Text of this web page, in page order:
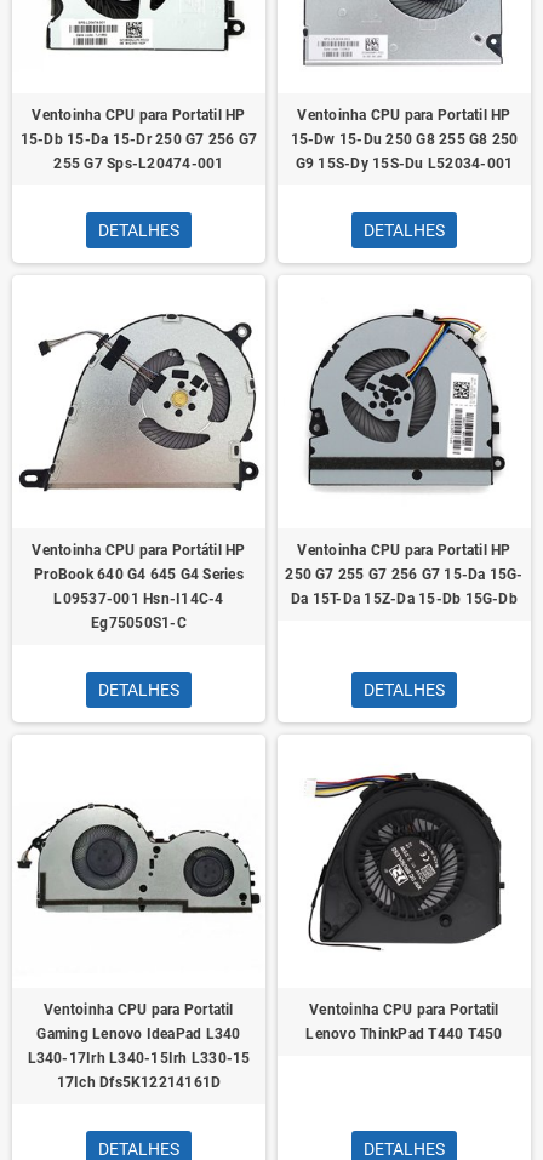
Ventoinha CPU para Portatil HP
15-Db 15-Da 15-Dr 250 G7 256 G7
255 G7 Sps-L20474-001
DETALHES
Ventoinha CPU para Portatil HP
15-Dw 15-Du 250 G8 255 G8 250
G9 15S-Dy 15S-Du L52034-001
DETALHES
Ventoinha CPU para Portátil HP
ProBook 640 G4 645 G4 Series
L09537-001 Hsn-I14C-4
Eg75050S1-C
DETALHES
Ventoinha CPU para Portatil HP
250 G7 255 G7 256 G7 15-Da 15G-
Da 15T-Da 15Z-Da 15-Db 15G-Db
DETALHES
Ventoinha CPU para Portatil
Gaming Lenovo IdeaPad L340
L340-17Irh L340-15Irh L330-15
17Ich Dfs5K12214161D
DETALHES
Ventoinha CPU para Portatil
Lenovo ThinkPad T440 T450
DETALHES